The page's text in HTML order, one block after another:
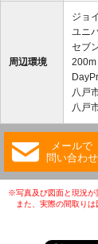
周辺環境
ジョ
ユニ
セブ
200m
八戸
八戸
メールで
問い合わせ
※写真及び図面と現況が
また、実際の間取りは